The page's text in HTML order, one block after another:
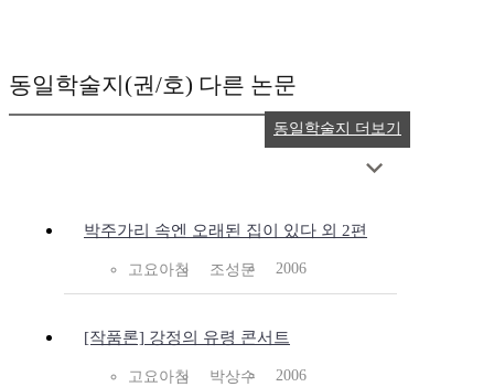
동일학술지(권/호) 다른 논문
박주가리 속엔 오래된 집이 있다 외 2편
고요아침 조성문 2006
[작품론] 강정의 유령 콘서트
고요아침 박상수 2006
동일학술지 더보기